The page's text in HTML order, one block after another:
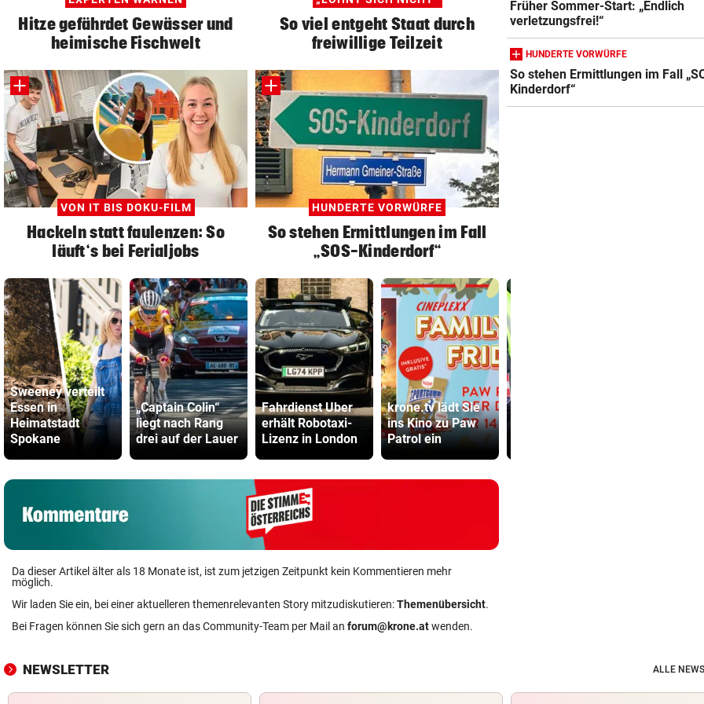
Hitze gefährdet Gewässer und
heimische Fischwelt
So viel entgeht Staat durch
freiwillige Teilzeit
VON IT BIS DOKU-FILM
Hackeln statt faulenzen: So
läuft‘s bei Ferialjobs
HUNDERTE VORWÜRFE
So stehen Ermittlungen im Fall
„SOS-Kinderdorf“
Sweeney verteilt
Essen in
Heimatstadt
Spokane
„Captain Colin“
liegt nach Rang
drei auf der Lauer
Fahrdienst Uber
erhält Robotaxi-
Lizenz in London
krone.tv lädt Sie
ins Kino zu Paw
Patrol ein
Da dieser Artikel älter als 18 Monate ist, ist zum jetzigen Zeitpunkt kein Kommentieren mehr
möglich.
Wir laden Sie ein, bei einer aktuelleren themenrelevanten Story mitzudiskutieren:Themenübersicht.
Bei Fragen können Sie sich gern an das Community-Team per Mail an forum@krone.atwenden.
Früher Sommer-Start: „Endlich
verletzungsfrei!“
HUNDERTE VORWÜRFE
So stehen Ermittlungen im Fall
Kinderdorf“
NEWSLETTER ALLE